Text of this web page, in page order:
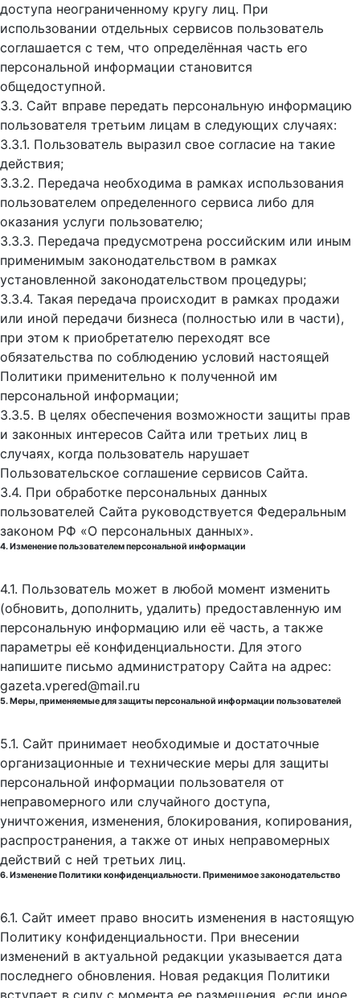
доступа неограниченному кругу лиц. При
использовании отдельных сервисов пользователь
соглашается с тем, что определённая часть его
персональной информации становится
общедоступной.
3.3. Сайт вправе передать персональную информацию
пользователя третьим лицам в следующих случаях:
3.3.1. Пользователь выразил свое согласие на такие
действия;
3.3.2. Передача необходима в рамках использования
пользователем определенного сервиса либо для
оказания услуги пользователю;
3.3.3. Передача предусмотрена российским или иным
применимым законодательством в рамках
установленной законодательством процедуры;
3.3.4. Такая передача происходит в рамках продажи
или иной передачи бизнеса (полностью или в части),
при этом к приобретателю переходят все
обязательства по соблюдению условий настоящей
Политики применительно к полученной им
персональной информации;
3.3.5. В целях обеспечения возможности защиты прав
и законных интересов Сайта или третьих лиц в
случаях, когда пользователь нарушает
Пользовательское соглашение сервисов Сайта.
3.4. При обработке персональных данных
пользователей Сайта руководствуется Федеральным
законом РФ «О персональных данных».
4. Изменение пользователем персональной информации
4.1. Пользователь может в любой момент изменить
(обновить, дополнить, удалить) предоставленную им
персональную информацию или её часть, а также
параметры её конфиденциальности. Для этого
напишите письмо администратору Сайта на адрес:
gazeta.vpered@mail.ru
5. Меры, применяемые для защиты персональной информации пользователей
5.1. Сайт принимает необходимые и достаточные
организационные и технические меры для защиты
персональной информации пользователя от
неправомерного или случайного доступа,
уничтожения, изменения, блокирования, копирования,
распространения, а также от иных неправомерных
действий с ней третьих лиц.
6. Изменение Политики конфиденциальности. Применимое законодательство
6.1. Сайт имеет право вносить изменения в настоящую
Политику конфиденциальности. При внесении
изменений в актуальной редакции указывается дата
последнего обновления. Новая редакция Политики